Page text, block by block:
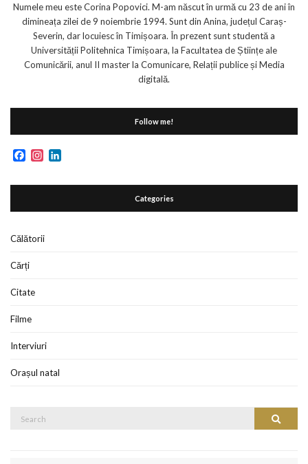
Numele meu este Corina Popovici. M-am născut în urmă cu 23 de ani în
dimineața zilei de 9 noiembrie 1994. Sunt din Anina, județul Caraș-
Severin, dar locuiesc în Timișoara. În prezent sunt studentă a
Universității Politehnica Timișoara, la Facultatea de Științe ale
Comunicării, anul II master la Comunicare, Relații publice și Media
digitală.
Follow me!
FacebookInstagram
Categories
Călătorii
Cărți
Citate
Filme
Interviuri
Orașul natal